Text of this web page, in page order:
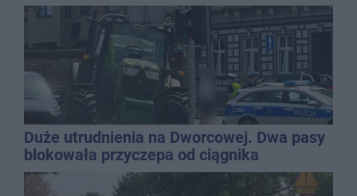
Duże utrudnienia na Dworcowej. Dwa pasy
blokowała przyczepa od ciągnika